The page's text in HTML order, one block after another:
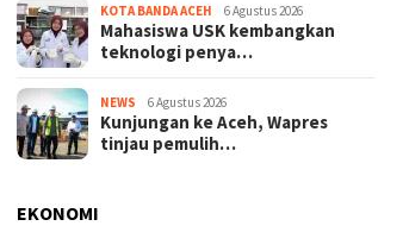
KOTA BANDA ACEH 6 Agustus 2026
Mahasiswa USK kembangkan
teknologi penya…
NEWS 6 Agustus 2026
Kunjungan ke Aceh, Wapres
tinjau pemulih…
EKONOMI